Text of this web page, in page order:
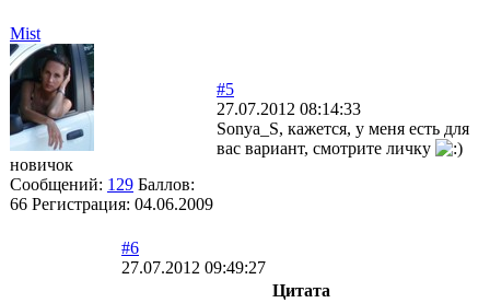
Mist
новичок
Сообщений: 129 Баллов:
66 Регистрация: 04.06.2009
#5
27.07.2012 08:14:33
Sonya_S, кажется, у меня есть для
вас вариант, смотрите личку
#6
27.07.2012 09:49:27
Цитата